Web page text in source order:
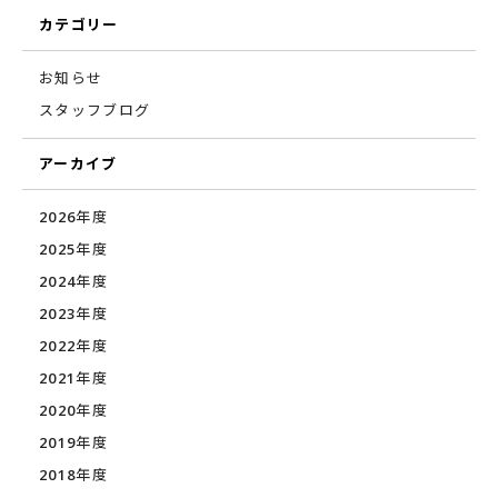
カテゴリー
お知らせ
スタッフブログ
アーカイブ
2026年度
2025年度
2024年度
2023年度
2022年度
2021年度
2020年度
2019年度
2018年度